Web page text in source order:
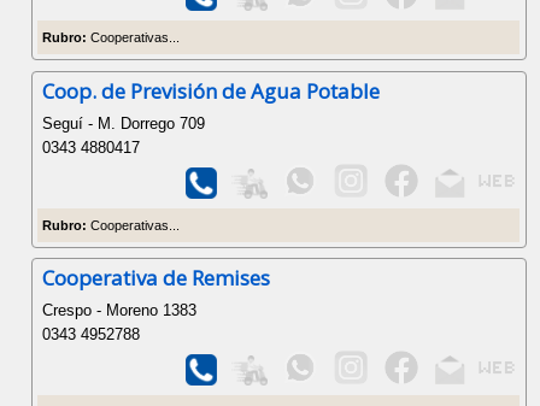
Rubro: Cooperativas...
Coop. de Previsión de Agua Potable
Seguí - M. Dorrego 709
0343 4880417
Rubro: Cooperativas...
Cooperativa de Remises
Crespo - Moreno 1383
0343 4952788